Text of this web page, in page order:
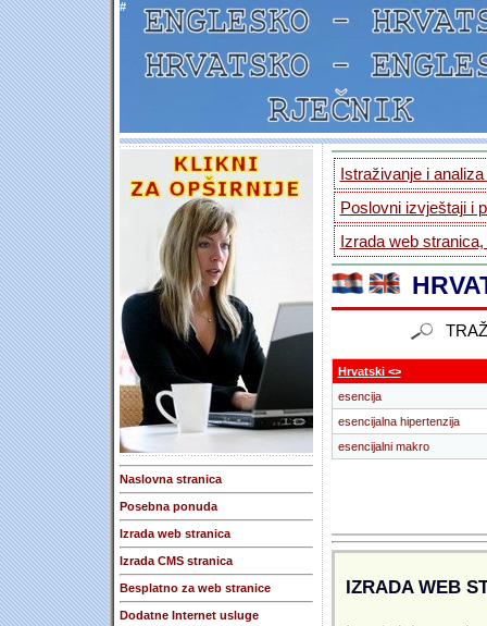
#
Naslovna stranica
Posebna ponuda
Izrada web stranica
Izrada CMS stranica
Besplatno za web stranice
Dodatne Internet usluge
Istraživanje i
Poslovni izvještaji i
Izrada web
Hrvatski <>
esencija
esencijalna hipertenzija
esencijalni makro
IZRADA WEB